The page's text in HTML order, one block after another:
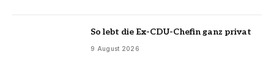
So lebt die Ex-CDU-Chefin ganz privat
9 August 2026